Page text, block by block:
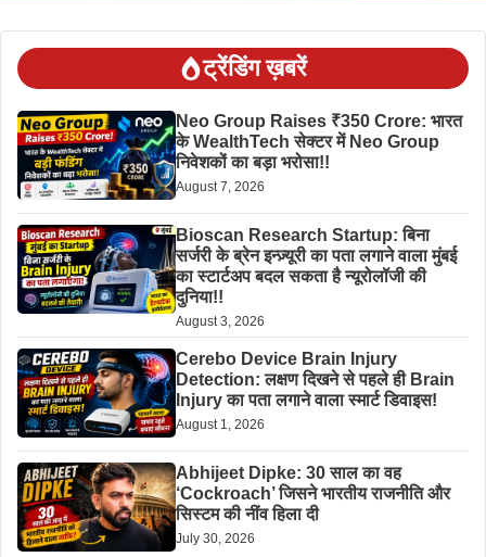
ट्रेंडिंग ख़बरें
Neo Group Raises ₹350 Crore: भारत
के WealthTech सेक्टर में Neo Group
निवेशकों का बड़ा भरोसा!!
August 7, 2026
Bioscan Research Startup: बिना
सर्जरी के ब्रेन इन्ज़्यूरी का पता लगाने वाला मुंबई
का स्टार्टअप बदल सकता है न्यूरोलॉजी की
दुनिया!!
August 3, 2026
Cerebo Device Brain Injury
Detection: लक्षण दिखने से पहले ही Brain
Injury का पता लगाने वाला स्मार्ट डिवाइस!
August 1, 2026
Abhijeet Dipke: 30 साल का वह
‘Cockroach’ जिसने भारतीय राजनीति और
सिस्टम की नींव हिला दी
July 30, 2026